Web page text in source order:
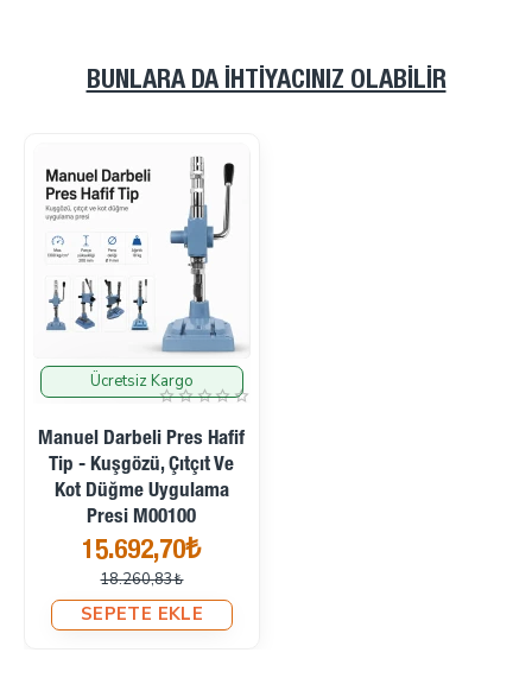
BUNLARA DA İHTIYACINIZ OLABILIR
İndirimde
Ücretsiz Kargo
Manuel Darbeli Pres Hafif
Tip - Kuşgözü, Çıtçıt Ve
Kot Düğme Uygulama
Presi M00100
15.692,70₺
18.260,83₺
SEPETE EKLE